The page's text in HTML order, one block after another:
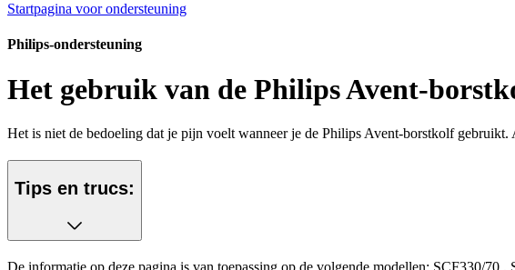
Startpagina voor ondersteuning
Philips-ondersteuning
Het gebruik van de Philips Avent-
Het is niet de bedoeling dat je pijn voelt wanneer je de Philips Avent-borstkolf
Tips en trucs: